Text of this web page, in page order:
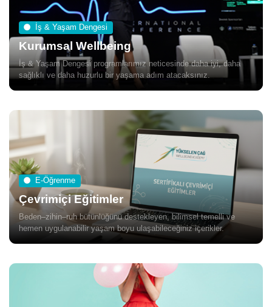
İş & Yaşam Dengesi
Kurumsal Wellbeing
İş & Yaşam Dengesi programlarımız neticesinde daha iyi, daha
sağlıklı ve daha huzurlu bir yaşama adım atacaksınız.
E-Öğrenme
Çevrimiçi Eğitimler
Beden–zihin–ruh bütünlüğünü destekleyen, bilimsel temelli ve
hemen uygulanabilir yaşam boyu ulaşabileceğiniz içerikler.